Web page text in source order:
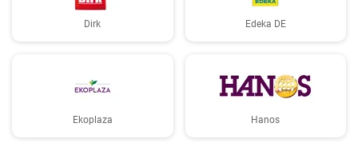
Dirk Edeka DE
Ekoplaza Hanos